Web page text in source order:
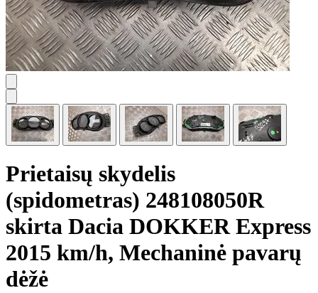
Prietaisų skydelis
(spidometras) 248108050R
skirta Dacia DOKKER Express
2015 km/h, Mechaninė pavarų
dėžė